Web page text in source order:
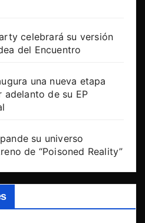
celebrará su versión
del Encuentro
una nueva etapa
adelanto de su EP
su universo
de “Poisoned Reality”